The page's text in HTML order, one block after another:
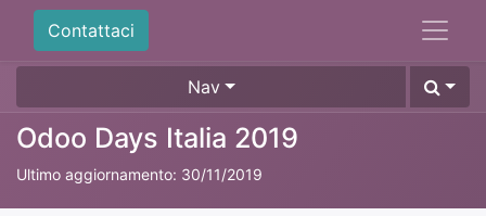
Contattaci
Nav
Odoo Days Italia 2019
Ultimo aggiornamento: 30/11/2019